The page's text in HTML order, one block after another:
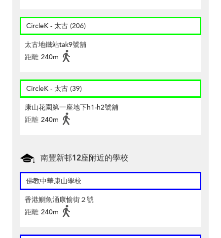
CircleK - 太古 (206)
太古地鐵站tak9號舖
距離 240m
CircleK - 太古 (39)
康山花園第一座地下h1-h2號舖
距離 240m
南豐新邨12座附近的學校
佛教中華康山學校
香港鰂魚涌康愉街２號
距離 240m